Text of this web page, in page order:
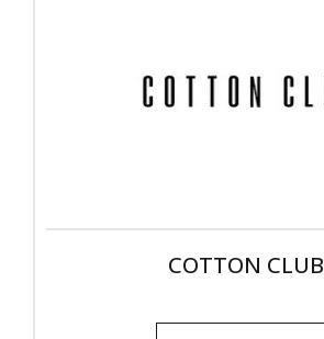
COTTON CLUB